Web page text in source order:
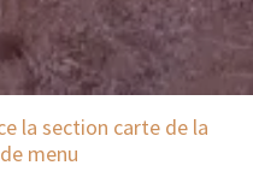
la section carte de la
menu